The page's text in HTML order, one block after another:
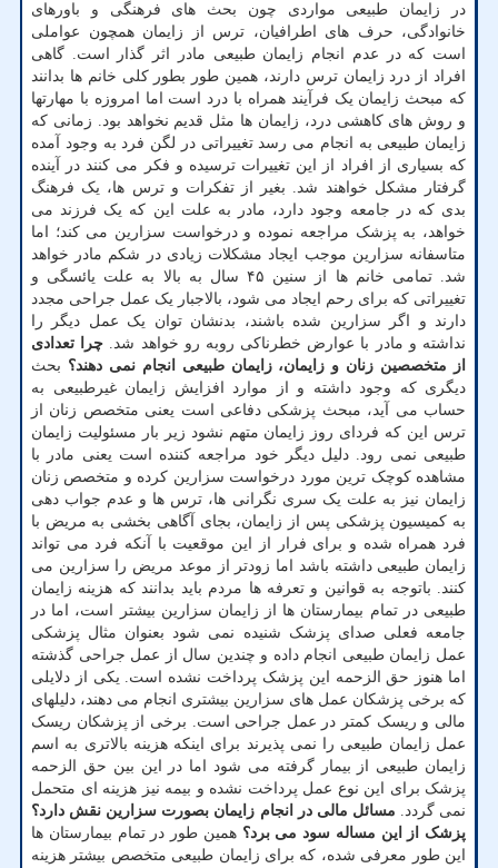
در زایمان طبیعی مواردی چون بحث های فرهنگی و باورهای
خانوادگی، حرف های اطرافیان، ترس از زایمان همچون عواملی
است که در عدم انجام زایمان طبیعی مادر اثر گذار است. گاهی
افراد از درد زایمان ترس دارند، همین طور بطور کلی خانم ها بدانند
که مبحث زایمان یک فرآیند همراه با درد است اما امروزه با مهارتها
و روش های کاهشی درد، زایمان ها مثل قدیم نخواهد بود. زمانی که
زایمان طبیعی به انجام می رسد تغییراتی در لگن فرد به وجود آمده
که بسیاری از افراد از این تغییرات ترسیده و فکر می کنند در آینده
گرفتار مشکل خواهند شد. بغیر از تفکرات و ترس ها، یک فرهنگ
بدی که در جامعه وجود دارد، مادر به علت این که یک فرزند می
خواهد، به پزشک مراجعه نموده و درخواست سزارین می کند؛ اما
متاسفانه سزارین موجب ایجاد مشکلات زیادی در شکم مادر خواهد
شد. تمامی خانم ها از سنین ۴۵ سال به بالا به علت یائسگی و
تغییراتی که برای رحم ایجاد می شود، بالاجبار یک عمل جراحی مجدد
دارند و اگر سزارین شده باشند، بدنشان توان یک عمل دیگر را
نداشته و مادر با عوارض خطرناکی روبه رو خواهد شد. چرا تعدادی
از متخصصین زنان و زایمان، زایمان طبیعی انجام نمی دهند؟ بحث
دیگری که وجود داشته و از موارد افزایش زایمان غیرطبیعی به
حساب می آید، مبحث پزشکی دفاعی است یعنی متخصص زنان از
ترس این که فردای روز زایمان متهم نشود زیر بار مسئولیت زایمان
طبیعی نمی رود. دلیل دیگر خود مراجعه کننده است یعنی مادر با
مشاهده کوچک ترین مورد درخواست سزارین کرده و متخصص زنان
زایمان نیز به علت یک سری نگرانی ها، ترس ها و عدم جواب دهی
به کمیسیون پزشکی پس از زایمان، بجای آگاهی بخشی به مریض با
فرد همراه شده و برای فرار از این موقعیت با آنکه فرد می تواند
زایمان طبیعی داشته باشد اما زودتر از موعد مریض را سزارین می
کنند. باتوجه به قوانین و تعرفه ها مردم باید بدانند که هزینه زایمان
طبیعی در تمام بیمارستان ها از زایمان سزارین بیشتر است، اما در
جامعه فعلی صدای پزشک شنیده نمی شود بعنوان مثال پزشکی
عمل زایمان طبیعی انجام داده و چندین سال از عمل جراحی گذشته
اما هنوز حق الزحمه این پزشک پرداخت نشده است. یکی از دلایلی
که برخی پزشکان عمل های سزارین بیشتری انجام می دهند، دلیلهای
مالی و ریسک کمتر در عمل جراحی است. برخی از پزشکان ریسک
عمل زایمان طبیعی را نمی پذیرند برای اینکه هزینه بالاتری به اسم
زایمان طبیعی از بیمار گرفته می شود اما در این بین حق الزحمه
پزشک برای این نوع عمل پرداخت نشده و بیمه نیز هزینه ای متحمل
نمی گردد. مسائل مالی در انجام زایمان بصورت سزارین نقش دارد؟
پزشک از این مساله سود می برد؟ همین طور در تمام بیمارستان ها
این طور معرفی شده، که برای زایمان طبیعی متخصص بیشتر هزینه